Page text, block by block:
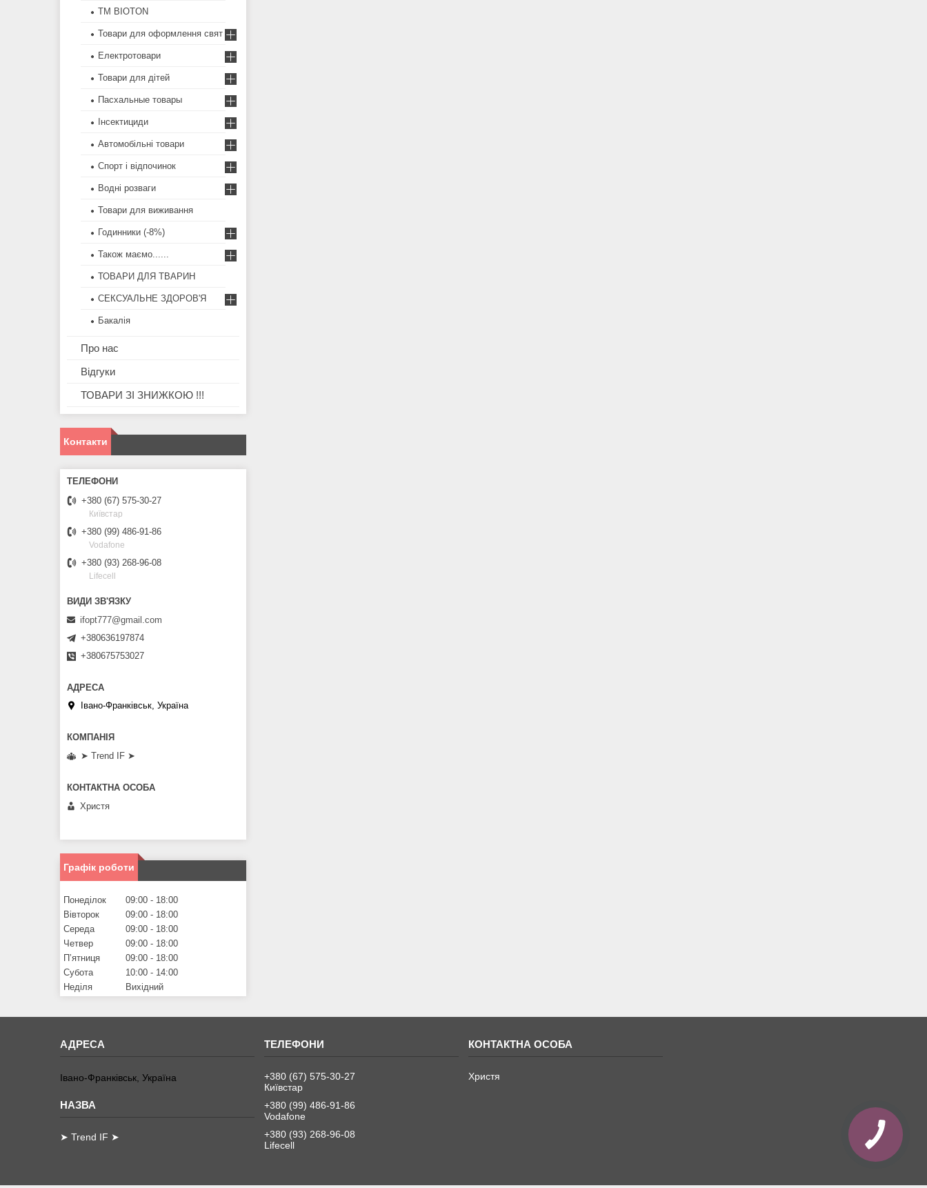
ТМ BIOTON
Товари для оформлення свят
Електротовари
Товари для дітей
Пасхальные товары
Інсектициди
Автомобільні товари
Спорт і відпочинок
Водні розваги
Товари для виживання
Годинники (-8%)
Також маємо......
ТОВАРИ ДЛЯ ТВАРИН
СЕКСУАЛЬНЕ ЗДОРОВ'Я
Бакалія
Про нас
Відгуки
ТОВАРИ ЗІ ЗНИЖКОЮ !!!
Контакти
+380 (67) 575-30-27
Київстар
+380 (99) 486-91-86
Vodafone
+380 (93) 268-96-08
Lifecell
ifopt777@gmail.com
+380636197874
+380675753027
Івано-Франківськ, Україна
➤ Trend IF ➤
Христя
Графік роботи
Понеділок 09:00
18:00
Вівторок
09:00
18:00
Середа
09:00
18:00
Четвер
09:00
18:00
Пʼятниця
09:00
18:00
Субота
10:00
14:00
Неділя
Вихідний
Івано-Франківськ, Україна
➤ Trend IF ➤
+380 (67) 575-30-27
Київстар
+380 (99) 486-91-86
Vodafone
+380 (93) 268-96-08
Lifecell
Христя